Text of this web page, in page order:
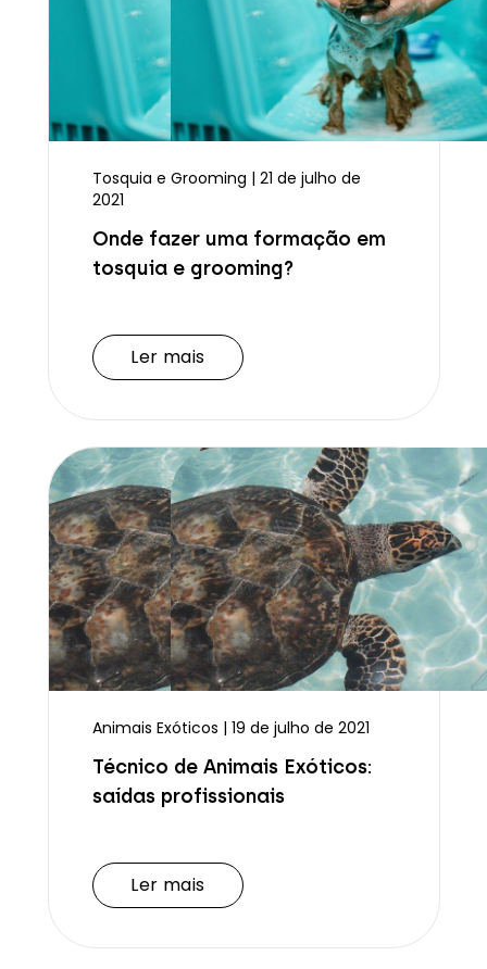
Tosquia e Grooming | 21 de julho de
2021
Onde fazer uma formação em
tosquia e grooming?
Ler mais
Animais Exóticos | 19 de julho de 2021
Técnico de Animais Exóticos:
saídas profissionais
Ler mais